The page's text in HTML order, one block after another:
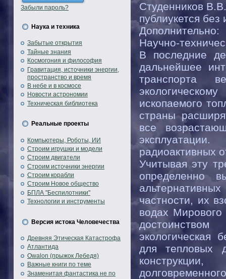
Забыли пароль?
Наука и техника
Забытые открытия
Тайные знания
Космогония и философия
Гравитация, источники энергии,
пространство и время
В небе и в космосе
Новости астрономии
Техническая библиотека
Реальные проекты
Компьютеры, Роботы, ИИ
Строим игрушки и модели
Строим двигатели
Строим источники энергии
Строим корабли
Строим Новое общество
БПЛА "Беспилотники"
Технологии и инструменты
Версия истока Человечества
Древняя Этическая Катастрофа
Атлантида
Owalon (прыжок Лебедя)
Важные книги по теме
Знаменитая фантастика не по
Студенников
публиукется
Дополнительно:
Научно-
В последние
дальнейшее
транспорта
ископаемого
страны
все
радиоактивных
Учитывая эту
определенно
частности, их
водах
экологическая
для тепловых